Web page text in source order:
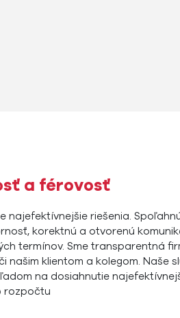
a férovosť
najefektívnejšie riešenia.
korektnú a otvorenú
termínov. Sme transparentná
našim klientom a kolegom. Naše
na dosiahnutie
rozpočtu